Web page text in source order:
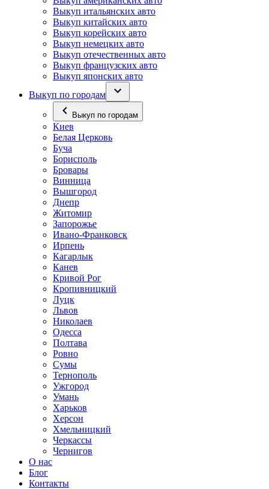
Выкуп итальянских авто
Выкуп китайских авто
Выкуп корейских авто
Выкуп немецких авто
Выкуп отечественных авто
Выкуп французских авто
Выкуп японских авто
Выкуп по городам
Выкуп по городам
Киев
Белая Церковь
Буча
Борисполь
Бровары
Винница
Вышгород
Днепр
Житомир
Запорожье
Ивано-Франковск
Ирпень
Кагарлык
Канев
Кривой Рог
Кропивницкий
Луцк
Львов
Николаев
Одесса
Полтава
Ровно
Сумы
Тернополь
Ужгород
Умань
Харьков
Херсон
Хмельницкий
Черкассы
Чернигов
О нас
Блог
Контакты